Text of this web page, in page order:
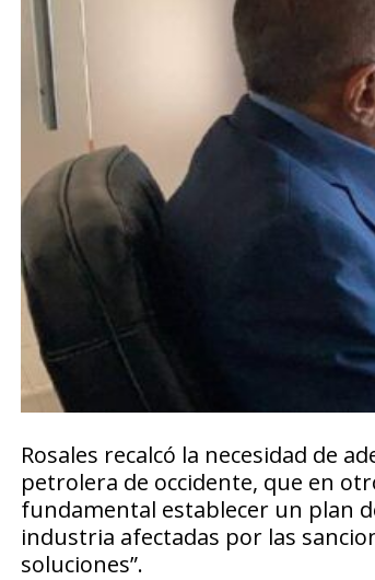
Rosales recalcó la necesidad de
petrolera de occidente, que en
fundamental establecer un plan
industria afectadas por las
soluciones”.